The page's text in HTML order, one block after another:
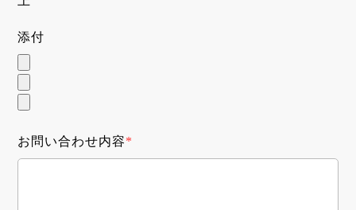
添付
お問い合わせ内容*